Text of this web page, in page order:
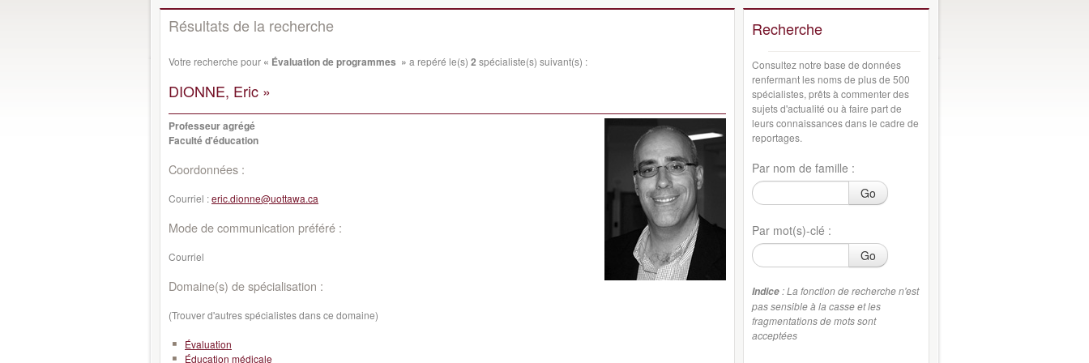
Résultats de la recherche
Votre recherche pour « Évaluation de programmes » a repéré le(s) 2 spécialiste(s) suivant(s) :
DIONNE, Eric »
Professeur agrégé
Faculté d'éducation
Coordonnées :
Courriel :eric.dionne@uottawa.ca
Mode de communication préféré :
Courriel
Domaine(s) de spécialisation :
(Trouver d'autres spécialistes dans ce domaine)
Évaluation
Éducation médicale
Recherche
Consultez notre base de données
renfermant les noms de plus de 500
spécialistes, prêts à commenter des
sujets d'actualité ou à faire part de
leurs connaissances dans le cadre de
reportages.
Par nom de famille :
Go
Par mot(s)-clé :
Go
Indice : La fonction de recherche n'est
pas sensible à la casse et les
fragmentations de mots sont
acceptées